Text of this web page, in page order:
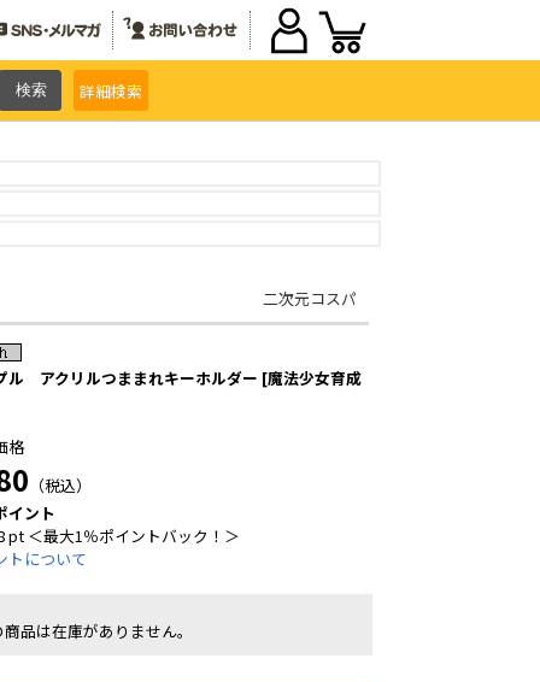
詳細検索
二次元コスパ
ル アクリルつままれキーホルダー [魔法少女育成
格
（税込）
イント
pt ＜最大1％ポイントバック！＞
トについて
品は在庫がありません。